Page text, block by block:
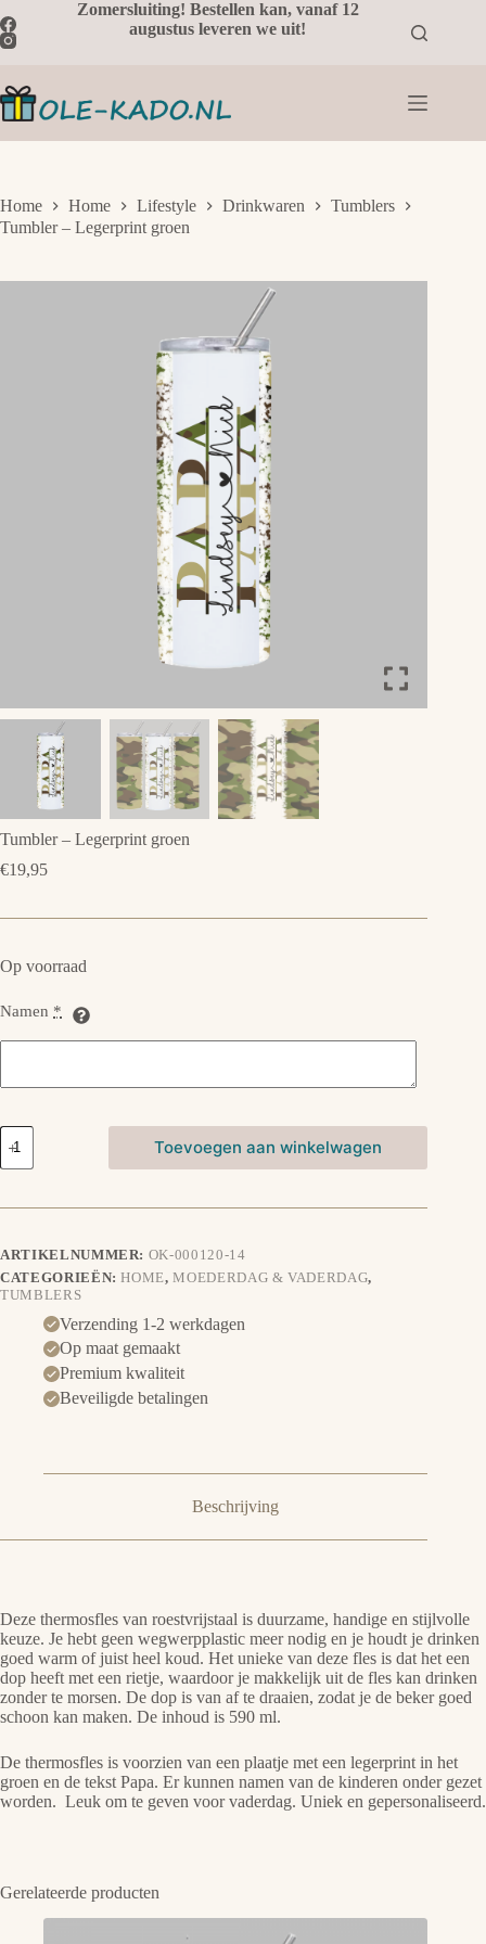
naar
de
Zomersluiting! Bestellen kan, vanaf 12
augustus leveren we uit!
Home Home Lifestyle Drinkwaren
Tumblers
Tumbler – Legerprint groen
Tumbler – Legerprint groen
€19,95
Op voorraad
Namen *
Tumbler
Legerprint
aantal
Toevoegen aan winkelwagen
ARTIKELNUMMER: OK-000120-14
CATEGORIEËN:HOME,MOEDERDAG & VADERDAG,
TUMBLERS
Verzending 1-2 werkdagen
Op maat gemaakt
Premium kwaliteit
Beveiligde betalingen
Beschrijving
Deze thermosfles van roestvrijstaal is duurzame, handige en stijlvolle
keuze. Je hebt geen wegwerpplastic meer nodig en je houdt je drinken
goed warm of juist heel koud. Het unieke van deze fles is dat het een
dop heeft met een rietje, waardoor je makkelijk uit de fles kan drinken
zonder te morsen. De dop is van af te draaien, zodat je de beker goed
schoon kan maken. De inhoud is 590 ml.
De thermosfles is voorzien van een plaatje met een legerprint in het
groen en de tekst Papa. Er kunnen namen van de kinderen onder gezet
worden. Leuk om te geven voor vaderdag. Uniek en gepersonaliseerd.
Gerelateerde producten